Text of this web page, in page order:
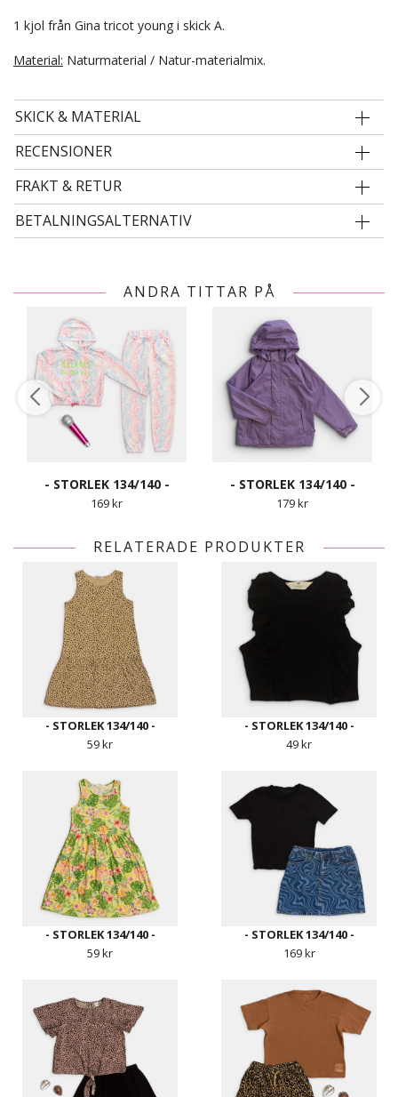
1 kjol från Gina tricot young i skick A.
Material: Naturmaterial / Natur-materialmix.
SKICK & MATERIAL
RECENSIONER
FRAKT & RETUR
BETALNINGSALTERNATIV
ANDRA TITTAR PÅ
- STORLEK 134/140 -
169 kr
- STORLEK 134/140 -
179 kr
RELATERADE PRODUKTER
- STORLEK 134/140 -
59 kr
- STORLEK 134/140 -
49 kr
- STORLEK 134/140 -
59 kr
- STORLEK 134/140 -
169 kr